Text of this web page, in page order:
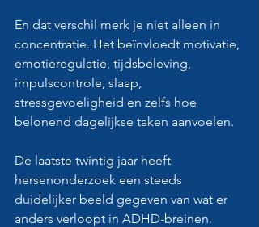
En dat verschil merk je niet alleen in
concentratie. Het beïnvloedt motivatie,
emotieregulatie, tijdsbeleving,
impulscontrole, slaap,
stressgevoeligheid en zelfs hoe
belonend dagelijkse taken aanvoelen.
De laatste twintig jaar heeft
hersenonderzoek een steeds
duidelijker beeld gegeven van wat er
anders verloopt in ADHD-breinen.